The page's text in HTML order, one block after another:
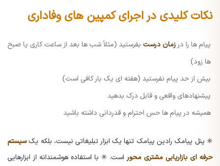
نکات کلیدی در اجرای کمپین های وفاداری
پیام ها را درزمان درست بفرستید (مثلاً شب ها بعد از ساعت کاری یا صبح
ها زود)
بیش از حد پیام نفرستید (هفته ای یک بار کافی است)
پیشنهادهای واقعی و قابل درک بدهید
همیشه در پیام ها حس احترام و قدردانی داشته باشید
✳️ پنل پیامک رادین پیامک تنها یک ابزار تبلیغاتی نیست، بلکه یکسیستم
حرفه ای بازاریابی مشتری محوراست. ✳️ با استفاده هوشمندانه از ابزارهایی